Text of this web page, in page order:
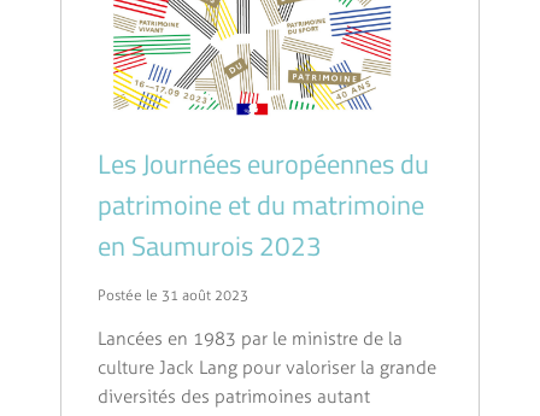
Les Journées européennes du
patrimoine et du matrimoine
en Saumurois 2023
Postée le 31 août 2023
Lancées en 1983 par le ministre de la
culture Jack Lang pour valoriser la grande
diversités des patrimoines autant